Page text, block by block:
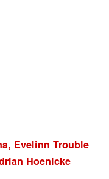
Evelinn Trouble
Hoenicke